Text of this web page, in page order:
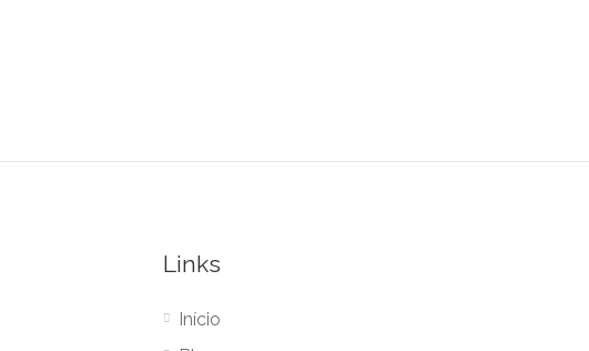
Links
Início